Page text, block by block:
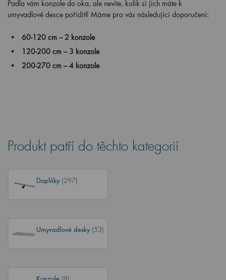
Padla vám konzole do oka, ale nevíte, kolik si jich máte k
umyvadlové desce pořídit? Máme pro vás následující doporučení:
60-120 cm – 2 konzole
120-200 cm – 3 konzole
200-270 cm – 4 konzole
Produkt patří do těchto kategorií
Doplňky (297)
Umyvadlové desky (53)
Konzole (8)